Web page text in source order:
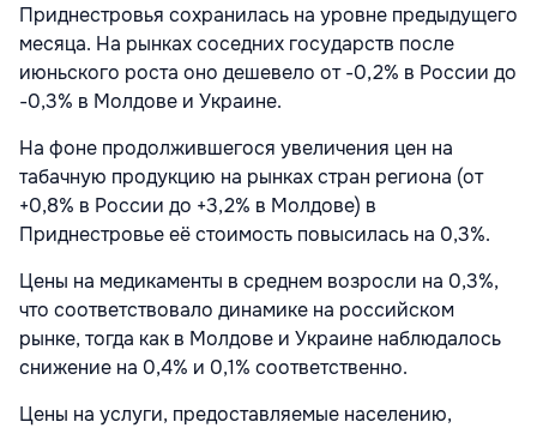
Приднестровья сохранилась на уровне предыдущего
месяца. На рынках соседних государств после
июньского роста оно дешевело от -0,2% в России до
-0,3% в Молдове и Украине.
На фоне продолжившегося увеличения цен на
табачную продукцию на рынках стран региона (от
+0,8% в России до +3,2% в Молдове) в
Приднестровье её стоимость повысилась на 0,3%.
Цены на медикаменты в среднем возросли на 0,3%,
что соответствовало динамике на российском
рынке, тогда как в Молдове и Украине наблюдалось
снижение на 0,4% и 0,1% соответственно.
Цены на услуги, предоставляемые населению,